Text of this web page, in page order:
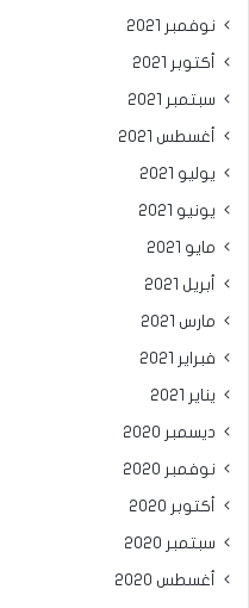
نوفمبر 2021
أكتوبر 2021
سبتمبر 2021
أغسطس 2021
يوليو 2021
يونيو 2021
مايو 2021
أبريل 2021
مارس 2021
فبراير 2021
يناير 2021
ديسمبر 2020
نوفمبر 2020
أكتوبر 2020
سبتمبر 2020
أغسطس 2020